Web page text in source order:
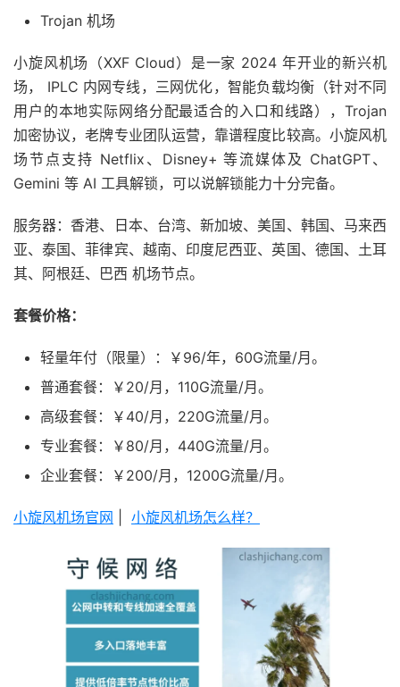
Trojan 机场
小旋风机场（XXF Cloud）是一家 2024 年开业的新兴机
场， IPLC 内网专线，三网优化，智能负载均衡（针对不同
用户的本地实际网络分配最适合的入口和线路），Trojan
加密协议，老牌专业团队运营，靠谱程度比较高。小旋风机
场节点支持 Netflix、Disney+ 等流媒体及 ChatGPT、
Gemini 等 AI 工具解锁，可以说解锁能力十分完备。
服务器：香港、日本、台湾、新加坡、美国、韩国、马来西
亚、泰国、菲律宾、越南、印度尼西亚、英国、德国、土耳
其、阿根廷、巴西 机场节点。
套餐价格：
轻量年付（限量）：￥96/年，60G流量/月。
普通套餐：￥20/月，110G流量/月。
高级套餐：￥40/月，220G流量/月。
专业套餐：￥80/月，440G流量/月。
企业套餐：￥200/月，1200G流量/月。
小旋风机场官网 小旋风机场怎么样？